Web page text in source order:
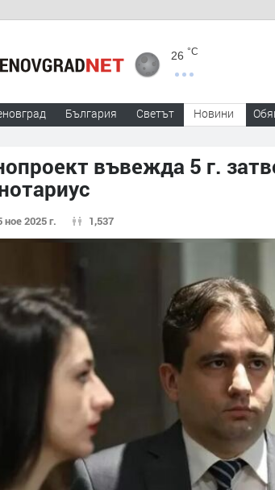
26 °C
България Светът Новини
въвежда 5 г.
ное 2025 г. 1,537